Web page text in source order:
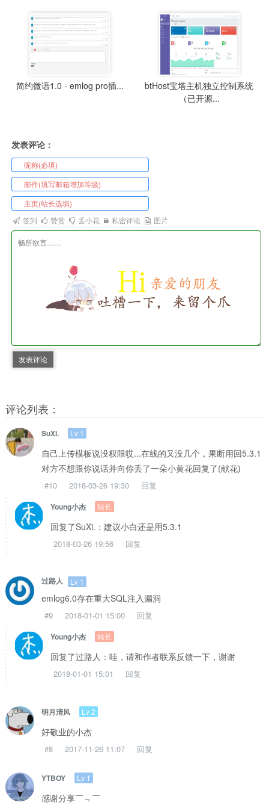
简约微语1.0 - emlog pro插...
btHost宝塔主机独立控制系统
（已开源...
发表评论：
签到 赞赏 丢小花 私密评论 图片
发表评论
评论列表：
SuXi. Lv 1
自己上传模板说没权限哎...在线的又没几个，果断用回5.3.1
对方不想跟你说话并向你丢了一朵小黄花回复了(献花)
#10 2018-03-26 19:30 回复
Young小杰 站长
回复了SuXi.：建议小白还是用5.3.1
2018-03-26 19:56 回复
过路人 Lv 1
emlog6.0存在重大SQL注入漏洞
#9 2018-01-01 15:00 回复
Young小杰 站长
回复了过路人：哇，请和作者联系反馈一下，谢谢
2018-01-01 15:01 回复
明月清风 Lv 2
好敬业的小杰
#8 2017-11-26 11:07 回复
YTBOY Lv 1
感谢分享￣﹃￣